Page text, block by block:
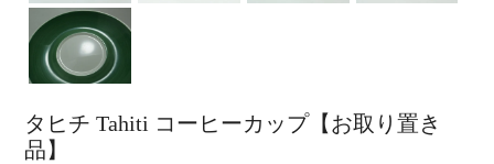
タヒチ Tahiti コーヒーカップ【お取り置き
品】